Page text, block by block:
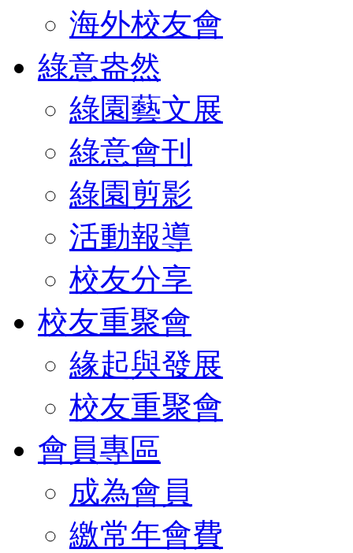
海外校友會
綠意盎然
綠園藝文展
綠意會刊
綠園剪影
活動報導
校友分享
校友重聚會
緣起與發展
校友重聚會
會員專區
成為會員
繳常年會費